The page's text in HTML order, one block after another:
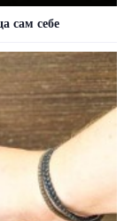
сам себе